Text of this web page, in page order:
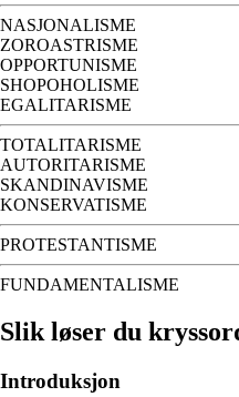
NASJONALISME
ZOROASTRISME
OPPORTUNISME
SHOPOHOLISME
EGALITARISME
TOTALITARISME
AUTORITARISME
SKANDINAVISME
KONSERVATISME
PROTESTANTISME
FUNDAMENTALISME
Slik løser du
Introduksjon